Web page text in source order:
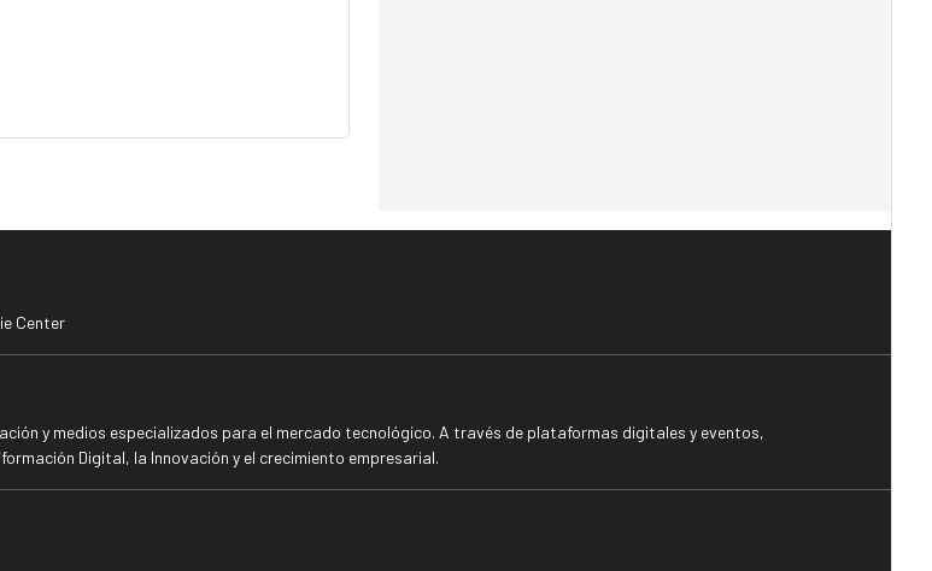
Center
y medios especializados para el mercado tecnológico. A través de plataformas digitales y eventos,
Digital, la Innovación y el crecimiento empresarial.